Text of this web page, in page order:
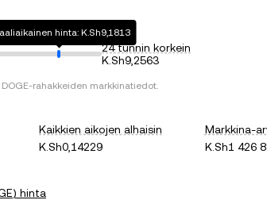
hinta: K.Sh9,1813
24 tunnin korkein
K.Sh9,2563
DOGE-rahakkeiden markkinatiedot.
Kaikkien aikojen alhaisin
K.Sh0,14229
Markkina-
K.Sh1 426
) hinta